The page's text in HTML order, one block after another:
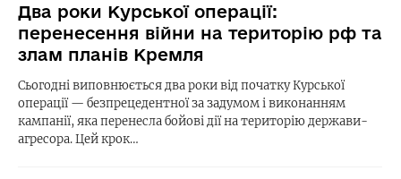
Два роки Курської операції:
перенесення війни на територію рф та
злам планів Кремля
Сьогодні виповнюється два роки від початку Курської
операції — безпрецедентної за задумом і виконанням
кампанії, яка перенесла бойові дії на територію держави-
агресора. Цей крок…